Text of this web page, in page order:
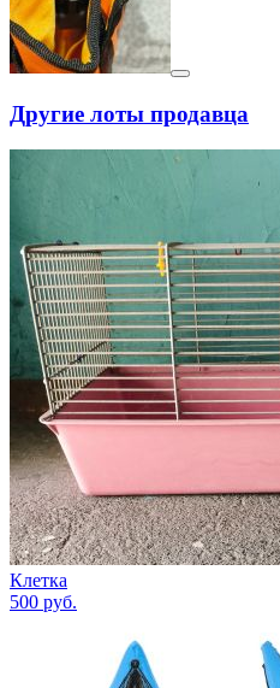
Другие лоты продавца
Клетка
500 руб.